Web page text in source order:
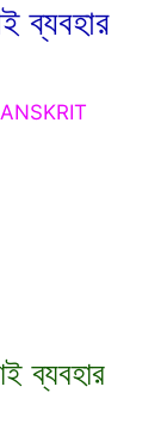
ব্যবহার
ব্যবহার